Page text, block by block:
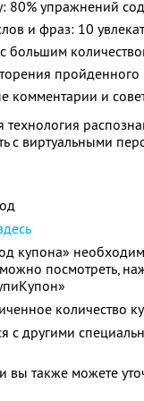
80% упражнений
и фраз: 10
большим
пройденного
комментарии и
технология
с виртуальными
купона»
посмотреть,
количество
с другими
также можете